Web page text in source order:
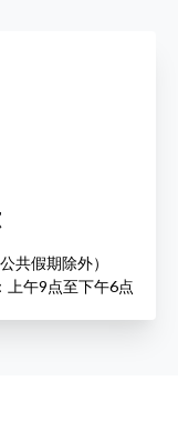
共假期除外）
上午9点至下午6点